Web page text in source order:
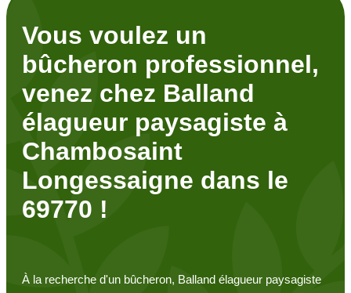
Vous voulez un
bûcheron professionnel,
venez chez Balland
élagueur paysagiste à
Chambosaint
Longessaigne dans le
69770 !
À la recherche d'un bûcheron, Balland élagueur paysagiste